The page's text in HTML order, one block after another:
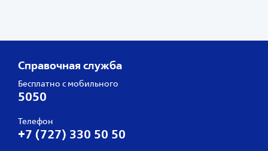
Справочная служба
Бесплатно с мобильного
5050
Телефон
+7 (727) 330 50 50